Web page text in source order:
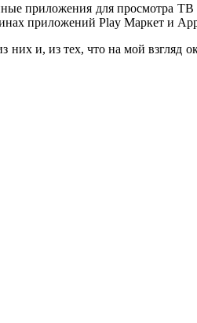
приложения для
приложений Play Маркет и
них и, из тех, что на мой